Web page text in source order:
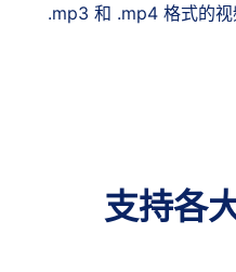
.mp3 和 .mp4 格式的视
支持各